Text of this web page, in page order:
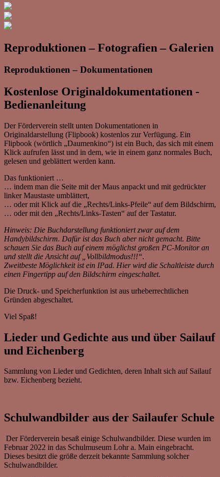
Reproduktionen – Fotografien – Galerien
Reproduktionen – Dokumentationen
Kostenlose Originaldokumentationen -
Bedienanleitung
Der Förderverein stellt unten Dokumentationen in
Originaldarstellung (Flipbook) kostenlos zur Verfügung. Ein
Flipbook (wörtlich „Daumenkino“) ist ein Buch, das sich mit einem
Klick aufrufen lässt und in dem, wie in einem ganz normales Buch,
gelesen und geblättert werden kann.
Das funktioniert …
… indem man die Seite mit der Maus anpackt und mit gedrückter
linker Maustaste umblättert,
… oder mit Klick auf die „Rechts/Links-Pfeile“ auf dem Bildschirm,
… oder mit den „Rechts/Links-Tasten“ auf der Tastatur.
Hinweis: Die Buchdarstellung funktioniert zwar auf dem
Handybildschirm. Dafür ist das Buch aber nicht gemacht. Bitte
schauen Sie das Buch auf einem möglichst großen PC-Monitor an
und stellt die Ansicht auf „Vollbildmodus!!!“.
Zweitbeste Möglichkeit ist ein IPad. Hier wird die Schaltleiste durch
einen Fingertipp auf den Bildschirm eingeschaltet.
Die Druck- und Speicherfunktion ist aus urheberrechtlichen
Gründen abgeschaltet.
Viel Spaß!
Lieder und Gedichte aus und über Sailauf
und Eichenberg
Sammlung von Lieder und Gedichten, deren Inhalt sich auf Sailauf
bzw. Eichenberg bezieht.
Schulwandbilder aus der Sailaufer Schule
Der Förderverein besaß einige Schulwandbilder. Diese wurden im
Februar 2022 in das Schulmuseum Lohr a. Main eingebracht.
Dieses besitzt die größe derzeit bekannte Sammlung solcher
Schulwandbilder.